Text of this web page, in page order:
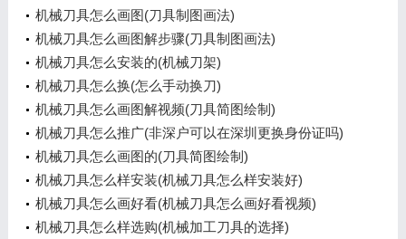
机械刀具怎么画图(刀具制图画法)
机械刀具怎么画图解步骤(刀具制图画法)
机械刀具怎么安装的(机械刀架)
机械刀具怎么换(怎么手动换刀)
机械刀具怎么画图解视频(刀具简图绘制)
机械刀具怎么推广(非深户可以在深圳更换身份证吗)
机械刀具怎么画图的(刀具简图绘制)
机械刀具怎么样安装(机械刀具怎么样安装好)
机械刀具怎么画好看(机械刀具怎么画好看视频)
机械刀具怎么样选购(机械加工刀具的选择)